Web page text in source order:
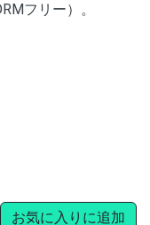
フリー）。
お気に入りに追加